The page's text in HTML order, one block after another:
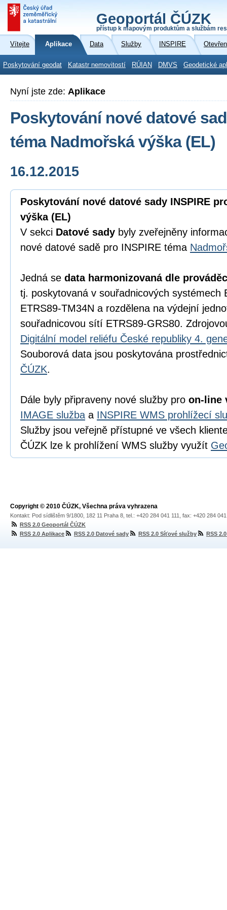
Geoportál ČÚZK
přístup k mapovým produktům a službám
Vítejte Aplikace Data Služby INSPIRE
Poskytování geodat Katastr nemovitostí RÚIAN DMVS Geodetické
Nyní jste zde: Aplikace
Poskytování nové datové
téma Nadmořská výška (EL)
16.12.2015
Poskytování nové datové sady INSPIRE
výška (EL)
V sekci Datové sady byly zveřejněny
nové datové sadě pro INSPIRE téma
Jedná se data harmonizovaná dle
tj. poskytovaná v souřadnicových systémech
ETRS89-TM34N a rozdělena na výdejní
souřadnicovou sítí ETRS89-GRS80.
Digitální model reliéfu České republiky 4.
Souborová data jsou poskytována
ČÚZK.
Dále byly připraveny nové služby pro on-line
IMAGE služba a INSPIRE WMS prohlížecí
Služby jsou veřejně přístupné ve všech
ČÚZK lze k prohlížení WMS služby využít
Copyright © 2010 ČÚZK, Všechna práva vyhrazena
Kontakt: Pod sídlištěm 9/1800, 182 11 Praha 8, tel.: +420 284 041 111, fax: +420 284
RSS 2.0 Geoportál ČÚZK
RSS 2.0 Aplikace
RSS 2.0 Datové sady RSS 2.0 Síťové služby RSS